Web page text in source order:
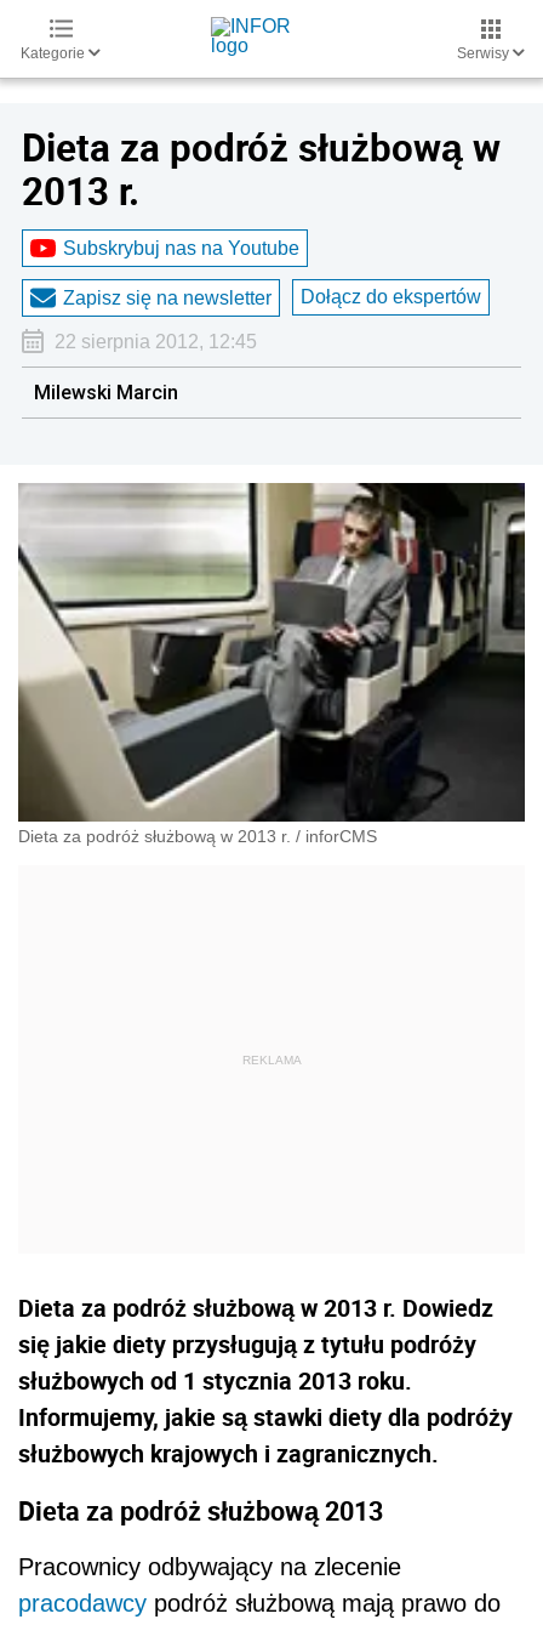
Kategorie Serwisy
Dieta za podróż służbową w
2013 r.
Subskrybuj nas na Youtube
Zapisz się na newsletter Dołącz do ekspertów
22 sierpnia 2012, 12:45
Milewski Marcin
Dieta za podróż służbową w 2013 r. / inforCMS
Dieta za podróż służbową w 2013 r. Dowiedz
się jakie diety przysługują z tytułu podróży
służbowych od 1 stycznia 2013 roku.
Informujemy, jakie są stawki diety dla podróży
służbowych krajowych i zagranicznych.
Dieta za podróż służbową 2013
Pracownicy odbywający na zlecenie
pracodawcy podróż służbową mają prawo do